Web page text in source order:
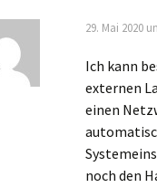
29. Mai 2020
Ich kann
externen
einen
noch den